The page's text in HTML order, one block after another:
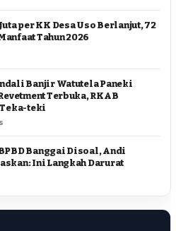
per KK Desa Uso Berlanjut, 72
Tahun 2026
Banjir Watutela Paneki
Terbuka, RKAB
teki
Banggai Disoal, Andi
Ini Langkah Darurat